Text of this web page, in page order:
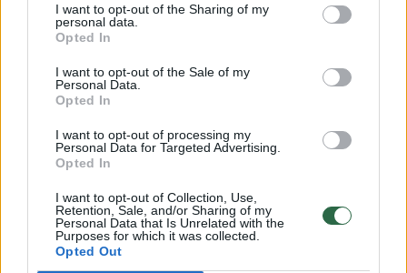
I want to opt-out of the Sharing of my
personal data.
Opted In
I want to opt-out of the Sale of my
Personal Data.
Opted In
I want to opt-out of processing my
Personal Data for Targeted Advertising.
Opted In
I want to opt-out of Collection, Use,
Retention, Sale, and/or Sharing of my
Personal Data that Is Unrelated with the
Purposes for which it was collected.
Opted Out
Gydytojo nereikės: skubios
pagalbos skyriuose pacientus
apžiūrėti ir gydyti galės slaugytojai
2026 m. rugpjūčio 6 d. 07:16
Lrytas.lt